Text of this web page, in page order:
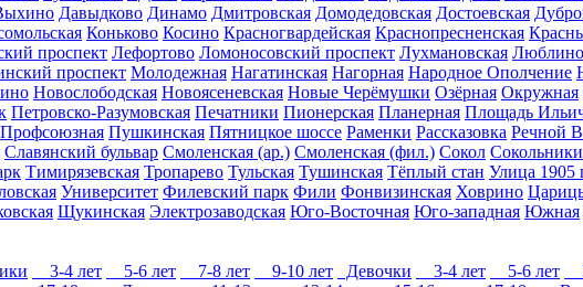
Давыдково Динамо Дмитровская Домодедовская Достоевская
Коньково Косино Красногвардейская Краснопресненская
проспект Лефортово Ломоносовский проспект Лухмановская Люблино
проспект Молодежная Нагатинская Нагорная Народное Ополчение
Новослободская Новоясеневская Новые Черёмушки Озёрная Окружная
Петровско-Разумовская Печатники Пионерская Планерная Площадь
Профсоюзная Пушкинская Пятницкое шоссе Раменки Рассказовка Речной
Славянский бульвар Смоленская (ар.) Смоленская (фил.) Сокол Сокольники
Тимирязевская Тропарево Тульская Тушинская Тёплый стан Улица 1905
Университет Филевский парк Фили Фонвизинская Ховрино
Щукинская Электрозаводская Юго-Восточная Юго-западная Южная
3-4 лет 5-6 лет 7-8 лет 9-10 лет Девочки 3-4 лет 5-6 лет